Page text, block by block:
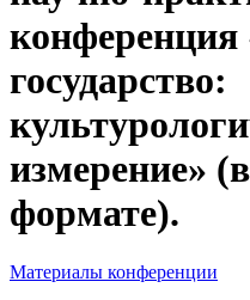
государство:
измерение»
формате).
Материалы конференции